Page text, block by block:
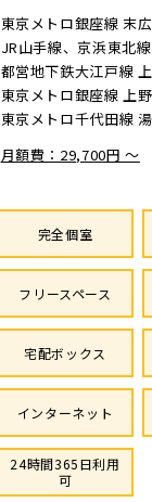
東京メトロ銀座線 末
JR山手線、京浜東北
都営地下鉄大江戸線
東京メトロ銀座線 上
東京メトロ千代田線
月額費：29,700円 ～
完全個室
フリースペース
宅配ボックス
インターネット
24時間365日利用
可